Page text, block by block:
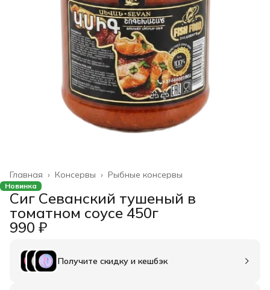
Рыбные консервы
Консервы ›
Главная ›
Новинка
Сиг Севанский тушеный в
томатном соусе 450г
990 ₽
Получите скидку и кешбэк